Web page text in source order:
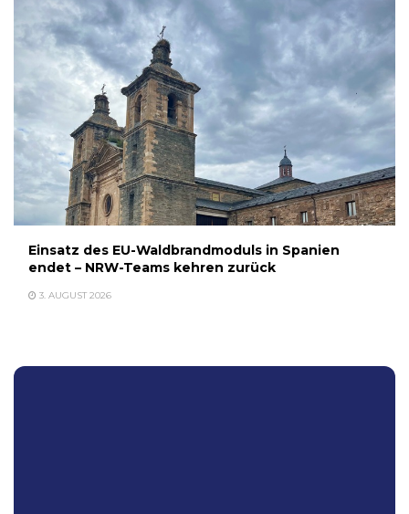
Einsatz des EU-Waldbrandmoduls in Spanien
endet – NRW-Teams kehren zurück
3. AUGUST 2026